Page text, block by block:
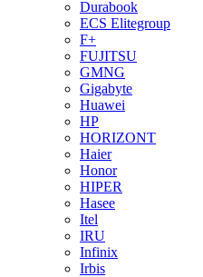
Durabook
ECS Elitegroup
F+
FUJITSU
GMNG
Gigabyte
Huawei
HP
HORIZONT
Haier
Honor
HIPER
Hasee
Itel
IRU
Infinix
Irbis